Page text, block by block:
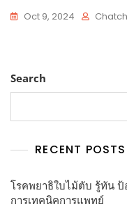
Oct 9, 2024
Search
RECENT POSTS
โรคพยาธิใบไม้ตับ รู้ทัน
การเทคนิคการแพทย์